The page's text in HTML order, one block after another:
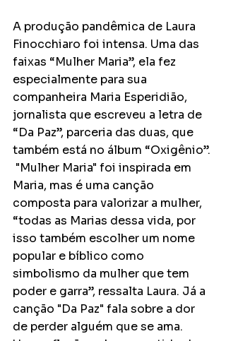
A produção pandêmica de Laura
Finocchiaro foi intensa. Uma das
faixas “Mulher Maria”, ela fez
especialmente para sua
companheira Maria Esperidião,
jornalista que escreveu a letra de
“Da Paz”, parceria das duas, que
também está no álbum “Oxigênio”.
"Mulher Maria" foi inspirada em
Maria, mas é uma canção
composta para valorizar a mulher,
“todas as Marias dessa vida, por
isso também escolher um nome
popular e bíblico como
simbolismo da mulher que tem
poder e garra”, ressalta Laura. Já a
canção "Da Paz" fala sobre a dor
de perder alguém que se ama.